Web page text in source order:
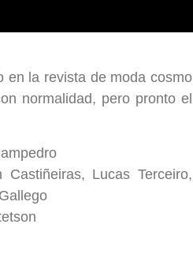
en la revista de moda cosmo
normalidad, pero pronto el
Castiñeiras, Lucas Terceiro,